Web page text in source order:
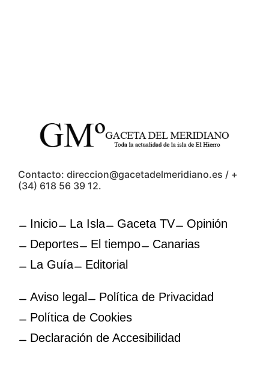
Contacto: direccion@gacetadelmeridiano.es / +
(34) 618 56 39 12.
Inicio La Isla Gaceta TV
Opinión
Deportes
El tiempo
Canarias
La Guía
Editorial
Aviso legal
Política de Privacidad
Política de Cookies
Declaración de Accesibilidad